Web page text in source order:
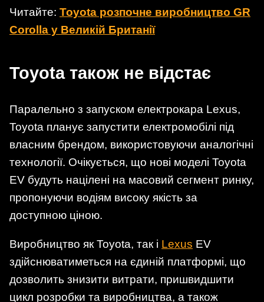
Читайте: Toyota розпочне виробництво GR
Corolla у Великій Британії
Toyota також не відстає
Паралельно з запуском електрокара Lexus,
Toyota планує запустити електромобілі під
власним брендом, використовуючи аналогічні
технології. Очікується, що нові моделі Toyota
EV будуть націлені на масовий сегмент ринку,
пропонуючи водіям високу якість за
доступною ціною.
Виробництво як Toyota, так і Lexus EV
здійснюватиметься на єдиній платформі, що
дозволить знизити витрати, пришвидшити
цикл розробки та виробництва, а також